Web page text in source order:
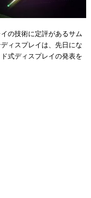
の技術に定評があるサム
ィスプレイは、先日にな
式ディスプレイの発表を